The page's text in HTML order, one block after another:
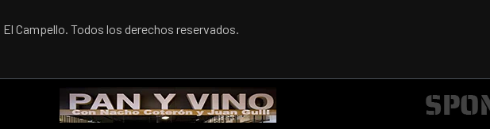
Campello. Todos los derechos reservados.